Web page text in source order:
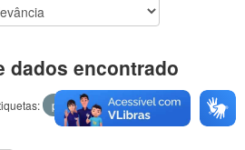
dados encontrado
parceria